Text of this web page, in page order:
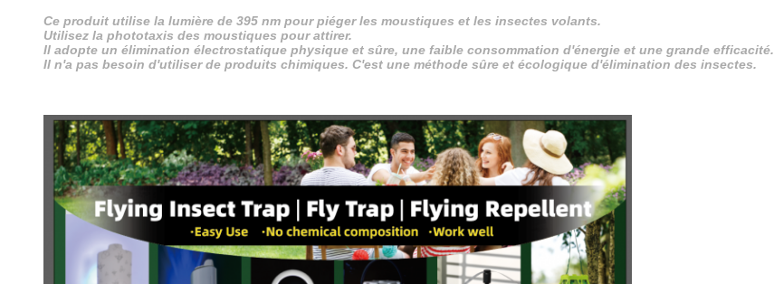
Ce produit utilise la lumière de 395 nm pour piéger les moustiques et les insectes volants.
Utilisez la phototaxis des moustiques pour attirer.
Il adopte un élimination électrostatique physique et sûre, une faible consommation d'énergie et une grande efficacité.
Il n'a pas besoin d'utiliser de produits chimiques. C'est une méthode sûre et écologique d'élimination des insectes.